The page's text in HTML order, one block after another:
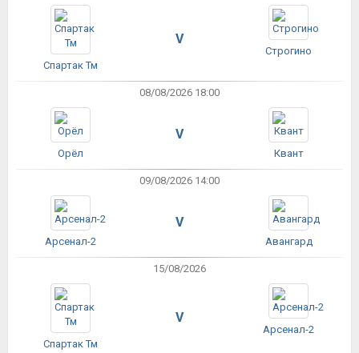
Спартак Тм
V
Строгино
08/08/2026 18:00
Орёл
V
Квант
09/08/2026 14:00
Арсенал-2
V
Авангард
15/08/2026
Спартак Тм
V
Арсенал-2